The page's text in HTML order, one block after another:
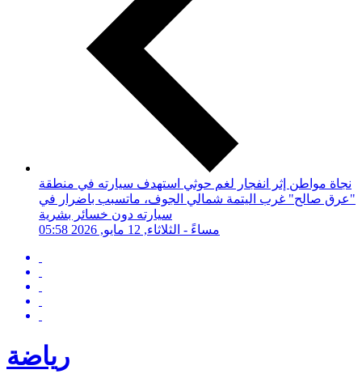
نجاة مواطن إثر انفجار لغم حوثي استهدف سيارته في منطقة
"عرق صالح" غرب اليتمة شمالي الجوف، ماتسبب باضرار في
سيارته دون خسائر بشرية
05:58 مساءً - الثلاثاء, 12 مايو, 2026
رياضة